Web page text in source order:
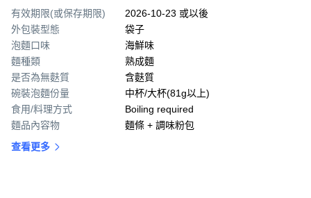
有效期限(或保存期限)
2026-10-23 或以後
外包裝型態
袋子
泡麵口味
海鮮味
麵種類
熟成麵
是否為無麩質
含麩質
碗裝泡麵份量
中杯/大杯(81g以上)
食用/料理方式
Boiling required
麵品內容物
麵條 + 調味粉包
查看更多